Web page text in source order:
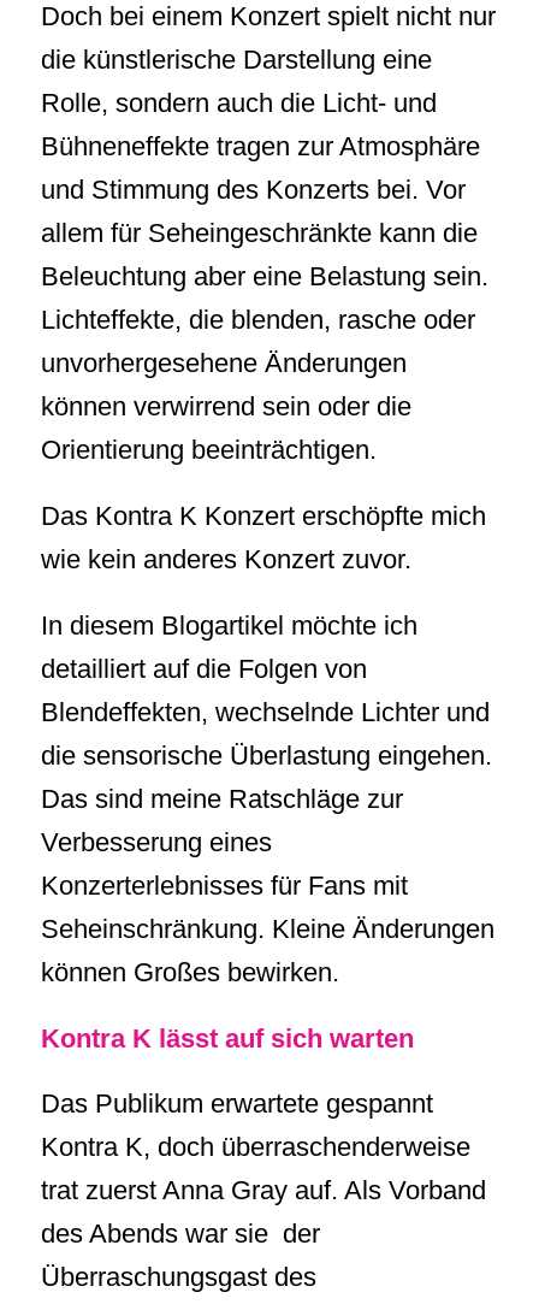
Doch bei einem Konzert spielt nicht nur
die künstlerische Darstellung eine
Rolle, sondern auch die Licht- und
Bühneneffekte tragen zur Atmosphäre
und Stimmung des Konzerts bei. Vor
allem für Seheingeschränkte kann die
Beleuchtung aber eine Belastung sein.
Lichteffekte, die blenden, rasche oder
unvorhergesehene Änderungen
können verwirrend sein oder die
Orientierung beeinträchtigen.
Das Kontra K Konzert erschöpfte mich
wie kein anderes Konzert zuvor.
In diesem Blogartikel möchte ich
detailliert auf die Folgen von
Blendeffekten, wechselnde Lichter und
die sensorische Überlastung eingehen.
Das sind meine Ratschläge zur
Verbesserung eines
Konzerterlebnisses für Fans mit
Seheinschränkung. Kleine Änderungen
können Großes bewirken.
Kontra K lässt auf sich warten
Das Publikum erwartete gespannt
Kontra K, doch überraschenderweise
trat zuerst Anna Gray auf. Als Vorband
des Abends war sie der
Überraschungsgast des